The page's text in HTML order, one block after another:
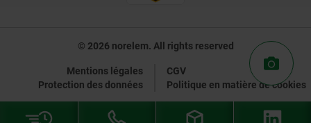
© 2026 norelem. All rights reserved
Mentions légales
CGV
Protection des données
Politique en matière de cookies